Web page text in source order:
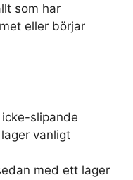
som har
eller börjar
slipande
vanligt
med ett lager